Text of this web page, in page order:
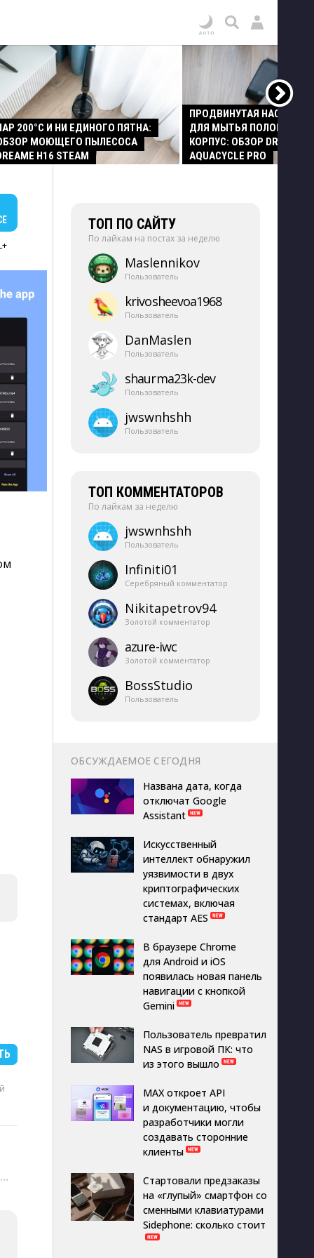
200°C И НИ ЕДИНОГО ПЯТНА:
МОЮЩЕГО ПЫЛЕСОСА
H16 STEAM
ПРОДВИНУТАЯ НАСАДКА
ДЛЯ МЫТЬЯ ПОЛОВ И
КОРПУС: ОБЗОР DREAME
AQUACYCLE PRO
···
ТОП ПО САЙТУ
По лайкам на постах за неделю
Maslennikov
Пользователь
krivosheevoa1968
Пользователь
DanMaslen
Пользователь
shaurma23k-​dev
Пользователь
jwswnhshh
Пользователь
ТОП КОММЕНТАТОРОВ
По лайкам за неделю
jwswnhshh
Пользователь
Infiniti01
Серебряный комментатор
Nikitapetrov94
Золотой комментатор
azure-​iwc
Золотой комментатор
BossStudio
Пользователь
ОБСУЖДАЕМОЕ СЕГОДНЯ
Названа дата, когда
отключат Google
Assistant
Искусственный
интеллект обнаружил
уязвимости в двух
криптографических
системах, включая
стандарт AES
В браузере Chrome
для Android и iOS
появилась новая панель
навигации с кнопкой
Gemini
Пользователь превратил
NAS в игровой ПК: что
из этого вышло
MAX откроет API
и документацию, чтобы
разработчики могли
создавать сторонние
клиенты
Стартовали предзаказы
на «глупый» смартфон со
сменными клавиатурами
Sidephone: сколько стоит